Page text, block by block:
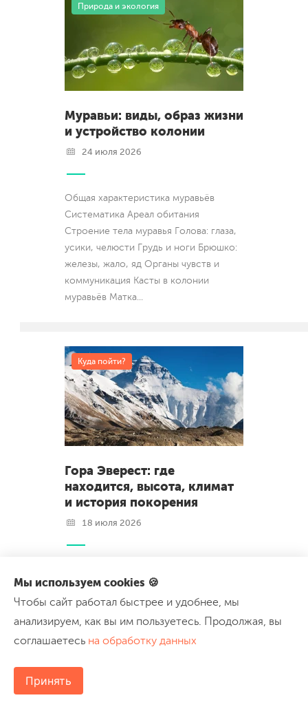
Мы используем cookies 🍪
Чтобы сайт работал быстрее и удобнее, мы
анализируем, как вы им пользуетесь. Продолжая, вы
соглашаетесь на обработку данных
Принять
Природа и экология
Муравьи: виды, образ жизни
и устройство колонии
24 июля 2026
Общая характеристика муравьёв
Систематика Ареал обитания
Строение тела муравья Голова: глаза,
усики, челюсти Грудь и ноги Брюшко:
железы, жало, яд Органы чувств и
коммуникация Касты в колонии
муравьёв Матка
Куда пойти?
Гора Эверест: где
находится, высота, климат
и история покорения
18 июля 2026
в разных странах Где находится гора
Эверест: расположение на карте
Высота Эвереста: официальные
данные Геология: как образовался
Температура Ветер и